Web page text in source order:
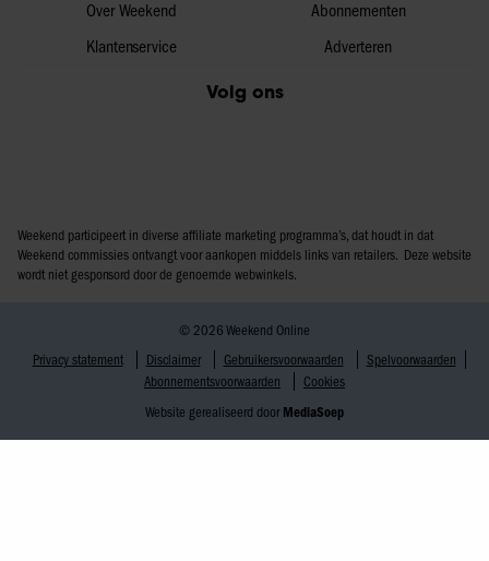
Over Weekend
Klantenservice
Abonnementen
Adverteren
Volg ons
Weekend participeert in diverse affiliate marketing programma’s, dat houdt in dat
Weekend commissies ontvangt voor aankopen middels links van retailers. Deze website
wordt niet gesponsord door de genoemde webwinkels.
© 2026 Weekend Online
Privacy statement
Disclaimer Gebruikersvoorwaarden
Spelvoorwaarden
Abonnementsvoorwaarden
Cookies
Website gerealiseerd door MediaSoep